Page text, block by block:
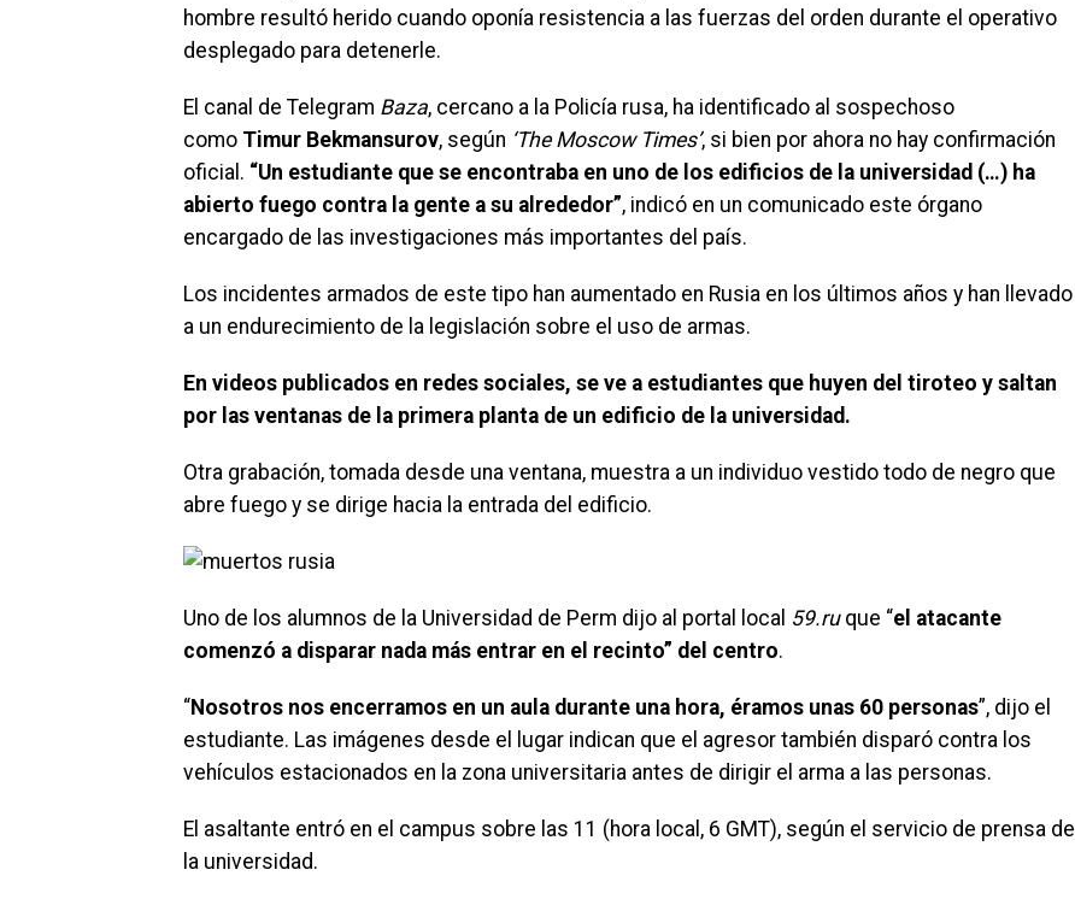
hombre resultó herido cuando oponía resistencia a las fuerzas del orden durante el operativo
desplegado para detenerle.
El canal de Telegram Baza, cercano a la Policía rusa, ha identificado al sospechoso
como Timur Bekmansurov, según ‘The Moscow Times’, si bien por ahora no hay confirmación
oficial. “Un estudiante que se encontraba en uno de los edificios de la universidad (…) ha
abierto fuego contra la gente a su alrededor”, indicó en un comunicado este órgano
encargado de las investigaciones más importantes del país.
Los incidentes armados de este tipo han aumentado en Rusia en los últimos años y han llevado
a un endurecimiento de la legislación sobre el uso de armas.
En videos publicados en redes sociales, se ve a estudiantes que huyen del tiroteo y saltan
por las ventanas de la primera planta de un edificio de la universidad.
Otra grabación, tomada desde una ventana, muestra a un individuo vestido todo de negro que
abre fuego y se dirige hacia la entrada del edificio.
Uno de los alumnos de la Universidad de Perm dijo al portal local 59.ruque “el atacante
comenzó a disparar nada más entrar en el recinto” del centro.
“Nosotros nos encerramos en un aula durante una hora, éramos unas 60 personas”, dijo el
estudiante. Las imágenes desde el lugar indican que el agresor también disparó contra los
vehículos estacionados en la zona universitaria antes de dirigir el arma a las personas.
El asaltante entró en el campus sobre las 11 (hora local, 6 GMT), según el servicio de prensa de
la universidad.